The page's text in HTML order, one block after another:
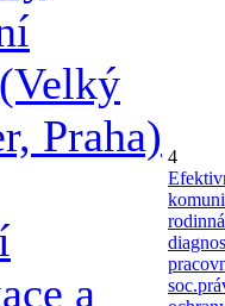
Praha)
a
4
rodinná